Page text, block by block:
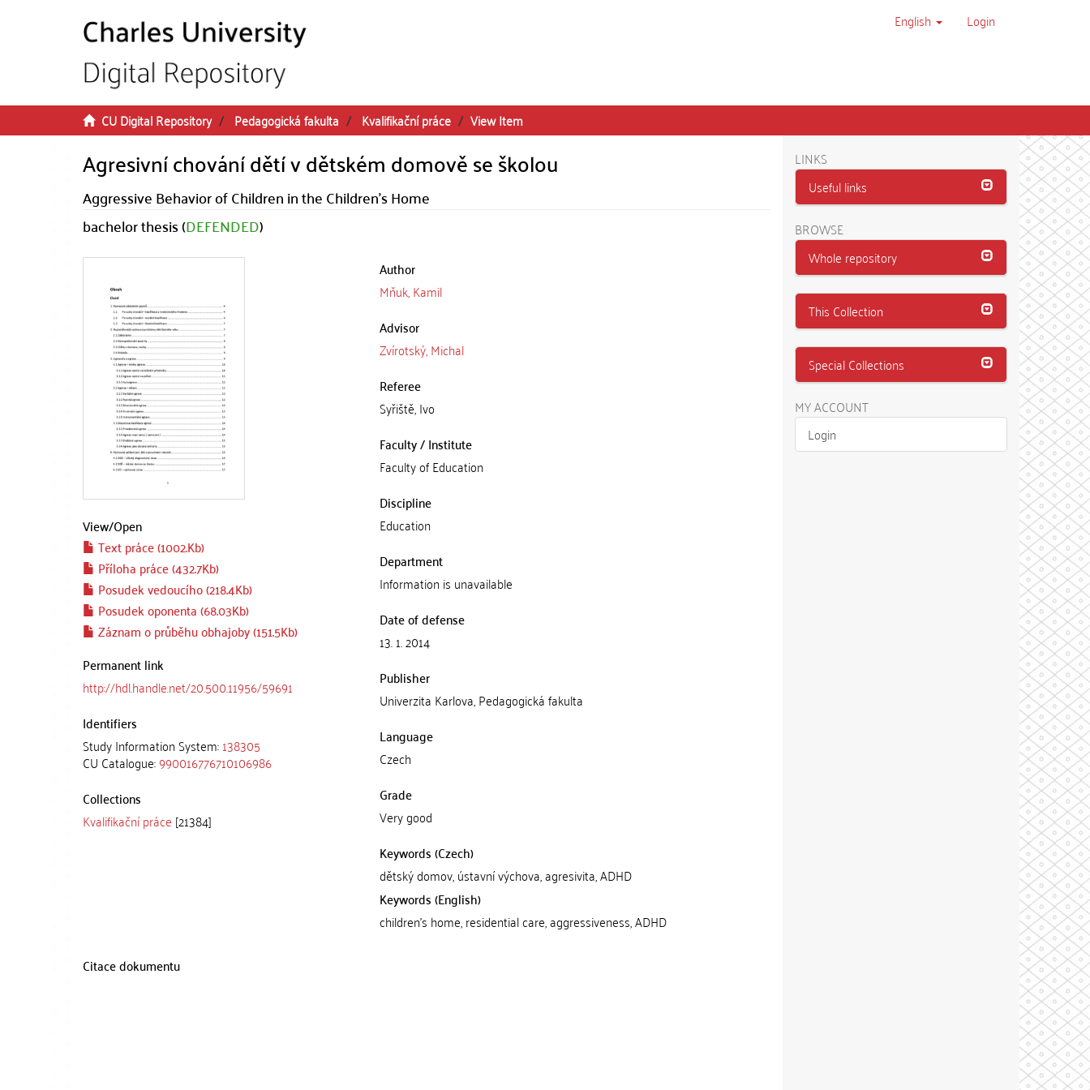
English Login
CU Digital Repository Pedagogická fakulta Kvalifikační práce View Item
Agresivní chování dětí v dětském domově se školou
Aggressive Behavior of Children in the Children's Home
bachelor thesis (DEFENDED)
View/Open
Text práce (1002.Kb)
Příloha práce (432.7Kb)
Posudek vedoucího (218.4Kb)
Posudek oponenta (68.03Kb)
Záznam o průběhu obhajoby (151.5Kb)
Permanent link
http://hdl.handle.net/20.500.11956/59691
Identifiers
Study Information System:138305
CU Catalogue:990016776710106986
Collections
Kvalifikační práce [21384]
Author
Mňuk, Kamil
Advisor
Zvírotský, Michal
Referee
Syřiště, Ivo
Faculty / Institute
Faculty of Education
Discipline
Education
Department
Information is unavailable
Date of defense
13. 1. 2014
Publisher
Univerzita Karlova, Pedagogická fakulta
Language
Czech
Grade
Very good
Keywords (Czech)
dětský domov, ústavní výchova, agresivita, ADHD
Keywords (English)
children's home, residential care, aggressiveness, ADHD
Citace dokumentu
LINKS
Useful links
BROWSE
Whole repository
This Collection
Special Collections
MY ACCOUNT
Login